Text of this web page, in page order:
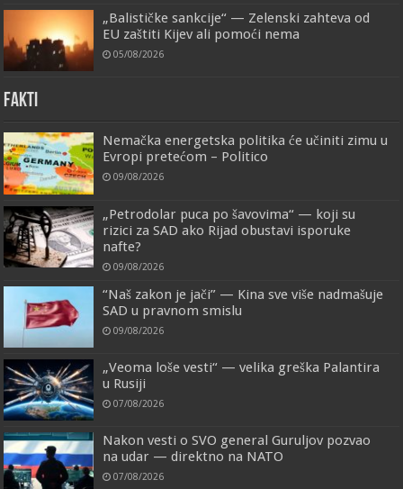
„Balističke sankcije“ — Zelenski zahteva od
EU zaštiti Kijev ali pomoći nema
05/08/2026
FAKTI
Nemačka energetska politika će učiniti zimu u
Evropi pretećom – Politico
09/08/2026
„Petrodolar puca po šavovima“ — koji su
rizici za SAD ako Rijad obustavi isporuke
nafte?
09/08/2026
“Naš zakon je jači” — Kina sve više nadmašuje
SAD u pravnom smislu
09/08/2026
„Veoma loše vesti“ — velika greška Palantira
u Rusiji
07/08/2026
Nakon vesti o SVO general Guruljov pozvao
na udar — direktno na NATO
07/08/2026